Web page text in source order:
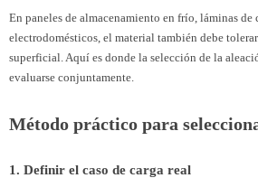
En paneles de almacenamiento en frío, láminas de
electrodomésticos, el material también debe
superficial. Aquí es donde la selección de la
evaluarse conjuntamente.
Método práctico para
1. Definir el caso de carga real